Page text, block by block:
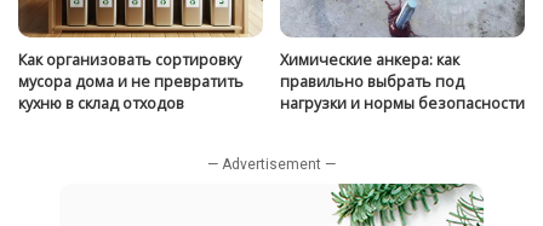
Как организовать сортировку
мусора дома и не превратить
кухню в склад отходов
Химические анкера: как
правильно выбрать под
нагрузки и нормы безопасности
— Advertisement —